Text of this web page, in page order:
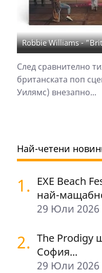
Robbie Williams -
След сравнително
британската поп
Уилямс) внезапно...
Най-четени
1. EXE Beach
най-
29 Юли 2026
2. The Prodigy
София...
29 Юли 2026